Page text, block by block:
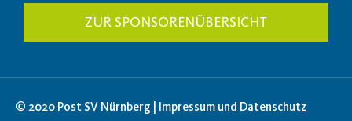
ZUR SPONSORENÜBERSICHT
© 2020 Post SV Nürnberg | Impressum und Datenschutz